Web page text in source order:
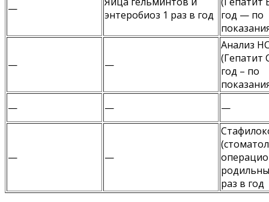
—
энтеробиоз 1 раз в год
год — по
— —
Анализ
(Гепатит
год – по
—
— —
— —
раз в год